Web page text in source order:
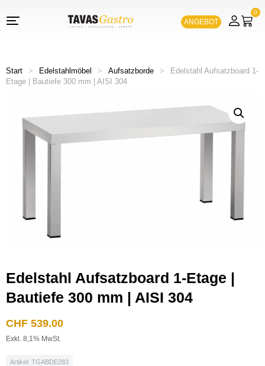
ANGEBOT
0
Start > Edelstahlmöbel > Aufsatzborde >
Edelstahl Aufsatzboard 1-
Etage | Bautiefe 300 mm | AISI 304
Edelstahl Aufsatzboard 1-Etage |
Bautiefe 300 mm | AISI 304
CHF 539.00
Exkl. 8,1% MwSt.
Artikel: TGABDE283